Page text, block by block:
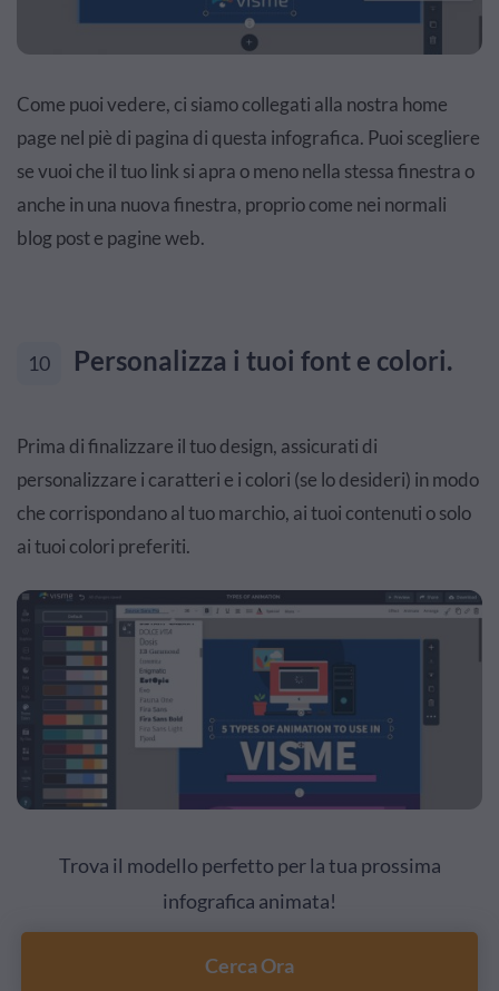
Come puoi vedere, ci siamo collegati alla nostra home
page nel piè di pagina di questa infografica. Puoi scegliere
se vuoi che il tuo link si apra o meno nella stessa finestra o
anche in una nuova finestra, proprio come nei normali
blog post e pagine web.
10 Personalizza i tuoi font e colori.
Prima di finalizzare il tuo design, assicurati di
personalizzare i caratteri e i colori (se lo desideri) in modo
che corrispondano al tuo marchio, ai tuoi contenuti o solo
ai tuoi colori preferiti.
Trova il modello perfetto per la tua prossima
infografica animata!
Cerca Ora